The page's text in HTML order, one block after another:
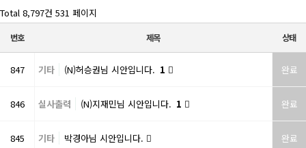
Total 8,797건 531 페이지
번호 제목 상태
847 기타 (N)허승권님 시안입니다. 1 완료
846 실사출력 (N)지재민님 시안입니다. 1 완료
845 기타 박경아님 시안입니다. 완료